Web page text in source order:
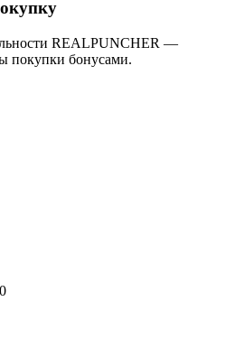
REALPUNCHER —
покупки бонусами.